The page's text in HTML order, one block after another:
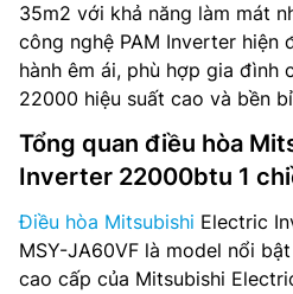
35m2 với khả năng làm mát
công nghệ PAM Inverter hiện
hành êm ái, phù hợp gia đình
22000 hiệu suất cao và bền
Tổng quan điều hòa
Inverter 22000btu 1
Điều hòa Mitsubishi Electric
MSY-JA60VF là model nổi
cao cấp của Mitsubishi